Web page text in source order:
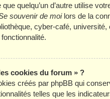
quelqu’un d’autre utilise
souvenir de moilors de la
cyber-café,
cookies du forum » ?
créés par phpBB qui
telles que les